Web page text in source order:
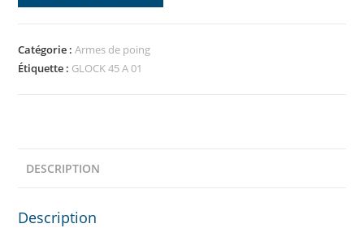
Catégorie :Armes de poing
Étiquette : GLOCK 45 A 01
DESCRIPTION
Description